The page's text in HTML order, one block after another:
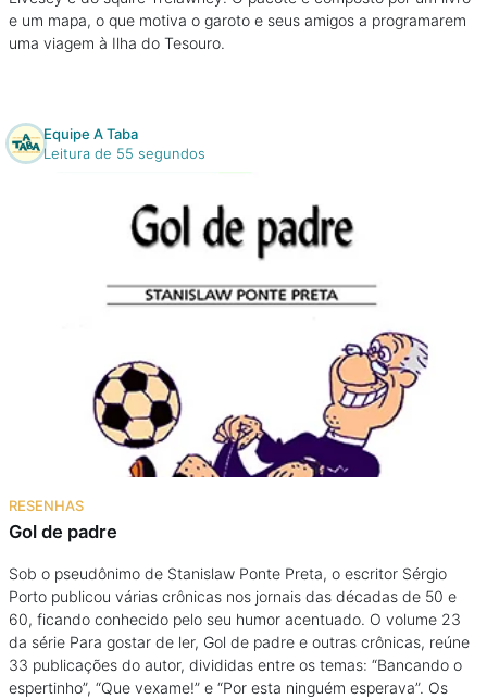
e um mapa, o que motiva o garoto e seus amigos a programarem
uma viagem à Ilha do Tesouro.
Equipe A Taba
Leitura de 55 segundos
RESENHAS
Gol de padre
Sob o pseudônimo de Stanislaw Ponte Preta, o escritor Sérgio
Porto publicou várias crônicas nos jornais das décadas de 50 e
60, ficando conhecido pelo seu humor acentuado. O volume 23
da série Para gostar de ler, Gol de padre e outras crônicas, reúne
33 publicações do autor, divididas entre os temas: “Bancando o
espertinho”, “Que vexame!” e “Por esta ninguém esperava”. Os